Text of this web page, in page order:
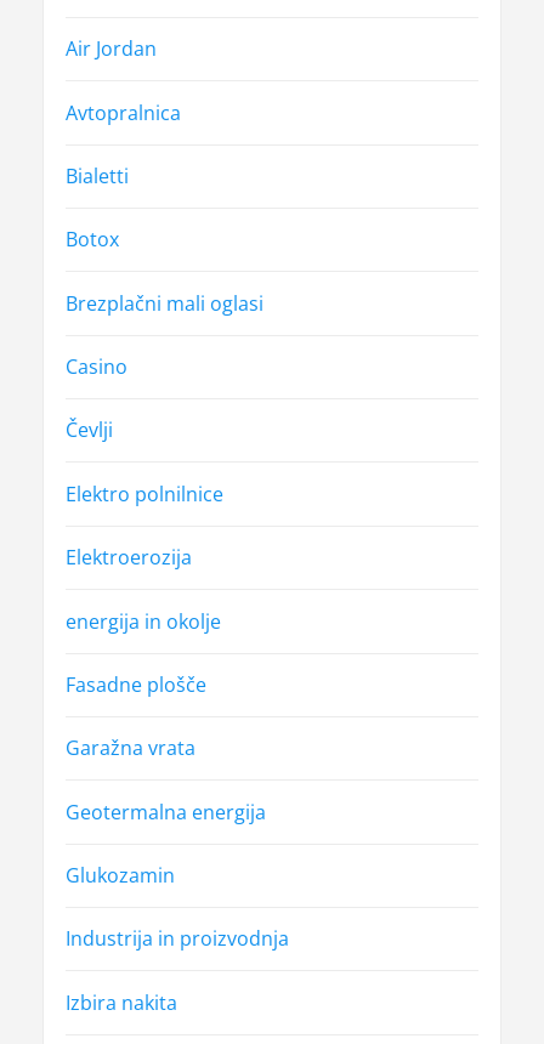
Air Jordan
Avtopralnica
Bialetti
Botox
Brezplačni mali oglasi
Casino
Čevlji
Elektro polnilnice
Elektroerozija
energija in okolje
Fasadne plošče
Garažna vrata
Geotermalna energija
Glukozamin
Industrija in proizvodnja
Izbira nakita